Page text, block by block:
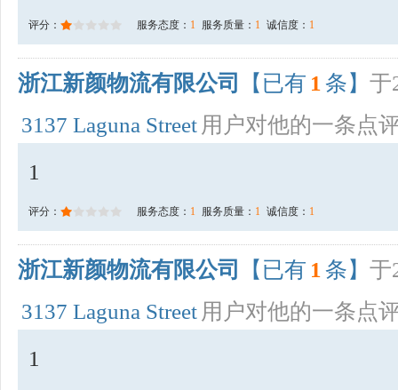
评分： 服务态度： 1 服务质量： 1 诚信度： 1
浙江新颜物流有限公司 【已有 1 条】 于
3137 Laguna Street 用户对他的一条点
1
评分： 服务态度： 1 服务质量： 1 诚信度： 1
浙江新颜物流有限公司 【已有 1 条】 于
3137 Laguna Street 用户对他的一条点
1